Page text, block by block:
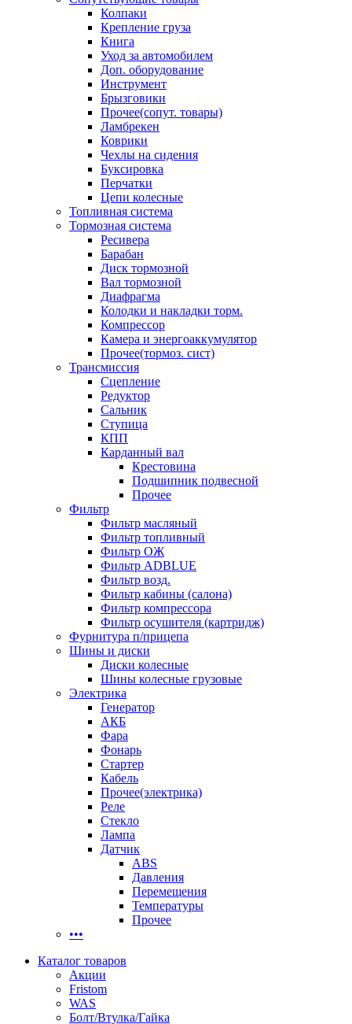
Колпаки
Крепление груза
Книга
Уход за автомобилем
Доп. оборудование
Инструмент
Брызговики
Прочее(сопут. товары)
Ламбрекен
Коврики
Чехлы на сидения
Буксировка
Перчатки
Цепи колесные
Топливная система
Тормозная система
Ресивера
Барабан
Диск тормозной
Вал тормозной
Диафрагма
Колодки и накладки торм.
Компрессор
Камера и энергоаккумулятор
Прочее(тормоз. сист)
Трансмиссия
Сцепление
Редуктор
Сальник
Ступица
КПП
Карданный вал
Крестовина
Подшипник подвесной
Прочее
Фильтр
Фильтр масляный
Фильтр топливный
Фильтр ОЖ
Фильтр ADBLUE
Фильтр возд.
Фильтр кабины (салона)
Фильтр компрессора
Фильтр осушителя (картридж)
Фурнитура п/прицепа
Шины и диски
Диски колесные
Шины колесные грузовые
Электрика
Генератор
АКБ
Фара
Фонарь
Стартер
Кабель
Прочее(электрика)
Реле
Стекло
Лампа
Датчик
ABS
Давления
Перемещения
Температуры
Прочее
•••
Каталог товаров
Акции
Fristom
WAS
Болт/Втулка/Гайка